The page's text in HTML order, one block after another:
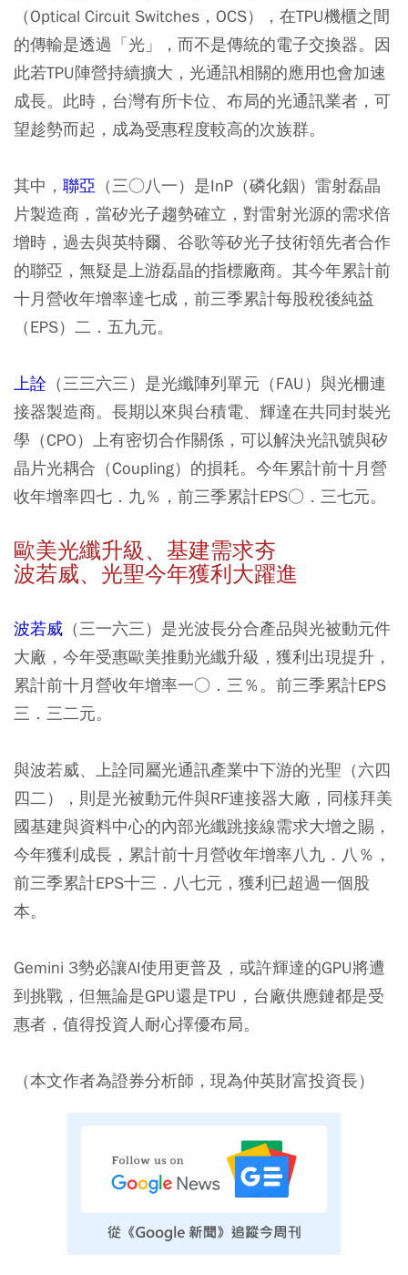
（Optical Circuit Switches，OCS），在TPU機櫃之間
的傳輸是透過「光」，而不是傳統的電子交換器。因
此若TPU陣營持續擴大，光通訊相關的應用也會加速
成長。此時，台灣有所卡位、布局的光通訊業者，可
望趁勢而起，成為受惠程度較高的次族群。
其中， 聯亞 （三○八一）是InP（磷化銦）雷射磊晶
片製造商，當矽光子趨勢確立，對雷射光源的需求倍
增時，過去與英特爾、谷歌等矽光子技術領先者合作
的聯亞，無疑是上游磊晶的指標廠商。其今年累計前
十月營收年增率達七成，前三季累計每股稅後純益
（EPS）二．五九元。
上詮 （三三六三）是光纖陣列單元（FAU）與光柵連
接器製造商。長期以來與台積電、輝達在共同封裝光
學（CPO）上有密切合作關係，可以解決光訊號與矽
晶片光耦合（Coupling）的損耗。今年累計前十月營
收年增率四七．九％，前三季累計EPS○．三七元。
歐美光纖升級、基建需求夯
波若威、光聖今年獲利大躍進
波若威 （三一六三）是光波長分合產品與光被動元件
大廠，今年受惠歐美推動光纖升級，獲利出現提升，
累計前十月營收年增率一○．三％。前三季累計EPS
三．三二元。
與波若威、上詮同屬光通訊產業中下游的光聖（六四
四二），則是光被動元件與RF連接器大廠，同樣拜美
國基建與資料中心的內部光纖跳接線需求大增之賜，
今年獲利成長，累計前十月營收年增率八九．八％，
前三季累計EPS十三．八七元，獲利已超過一個股
本。
Gemini 3勢必讓AI使用更普及，或許輝達的GPU將遭
到挑戰，但無論是GPU還是TPU，台廠供應鏈都是受
惠者，值得投資人耐心擇優布局。
（本文作者為證券分析師，現為仲英財富投資長）